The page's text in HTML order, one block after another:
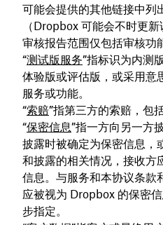
可能会提供的其他链接中列
（Dropbox 可能会不时更
审核报告范围仅包括审核功
“测试版服务”指标识为内测
体验版或评估版，或采用意
服务或功能。
“索赔”指第三方的索赔，包
“保密信息”指一方向另一方
披露时被确定为保密信息，
和披露的相关情况，接收方
信息。与服务和本协议条款
应被视为 Dropbox 的保密
步指定。